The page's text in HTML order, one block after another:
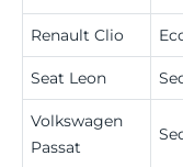
Renault Clio
Seat Leon
Volkswagen
Passat